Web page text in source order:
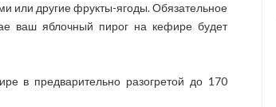
или другие фрукты-ягоды. Обязательное
ваш яблочный пирог на кефире будет
в предварительно разогретой до 170